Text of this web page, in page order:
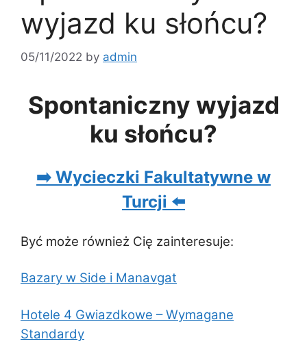
wyjazd ku słońcu?
05/11/2022 by admin
Spontaniczny wyjazd
ku słońcu?
➡️ Wycieczki Fakultatywne w
Turcji ⬅️
Być może również Cię zainteresuje:
Bazary w Side i Manavgat
Hotele 4 Gwiazdkowe – Wymagane
Standardy